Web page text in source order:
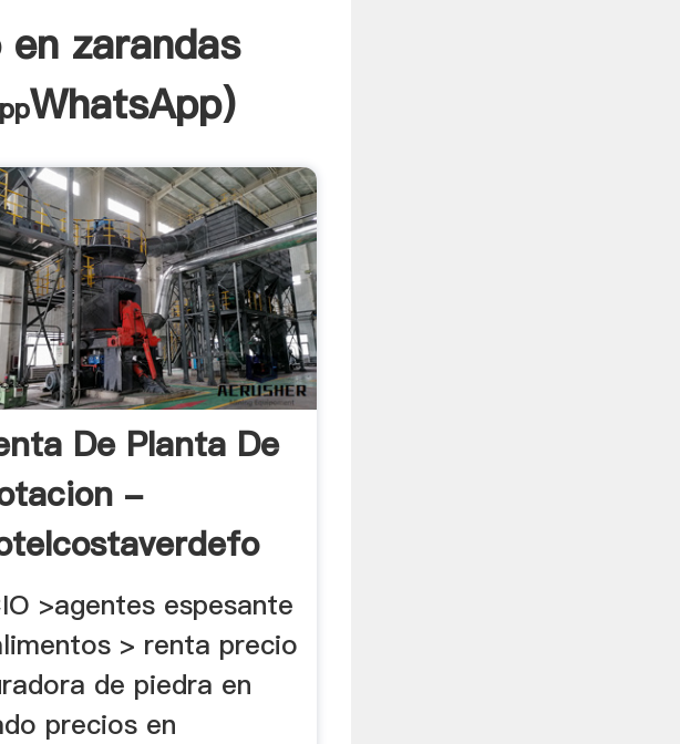
zarandas
WhatsApp)
De Planta De
-
>agentes espesante
> renta precio
de piedra en
precios en